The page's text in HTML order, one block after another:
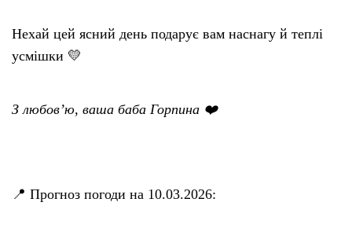
Нехай цей ясний день подарує вам наснагу й теплі
усмішки 💛
З любов’ю, ваша баба Горпина ❤️
📍 Прогноз погоди на 10.03.2026: